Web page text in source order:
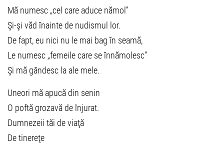
Mă numesc „cel care aduce nămol”
Şi-şi văd înainte de nudismul lor.
De fapt, eu nici nu le mai bag în seamă,
Le numesc „femeile care se înnămolesc”
Şi mă gândesc la ale mele.
Uneori mă apucă din senin
O poftă grozavă de înjurat.
Dumnezeii tăi de viaţă
De tinereţe